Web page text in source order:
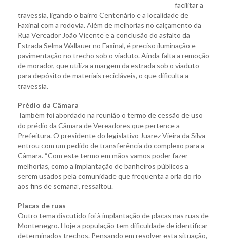
facilitar a
travessia, ligando o bairro Centenário e a localidade de
Faxinal com a rodovia. Além de melhorias no calçamento da
Rua Vereador João Vicente e a conclusão do asfalto da
Estrada Selma Wallauer no Faxinal, é preciso iluminação e
pavimentação no trecho sob o viaduto. Ainda falta a remoção
de morador, que utiliza a margem da estrada sob o viaduto
para depósito de materiais recicláveis, o que dificulta a
travessia.
Prédio da Câmara
Também foi abordado na reunião o termo de cessão de uso
do prédio da Câmara de Vereadores que pertence a
Prefeitura. O presidente do legislativo Juarez Vieira da Silva
entrou com um pedido de transferência do complexo para a
Câmara. “Com este termo em mãos vamos poder fazer
melhorias, como a implantação de banheiros públicos a
serem usados pela comunidade que frequenta a orla do rio
aos fins de semana”, ressaltou.
Placas de ruas
Outro tema discutido foi à implantação de placas nas ruas de
Montenegro. Hoje a população tem dificuldade de identificar
determinados trechos. Pensando em resolver esta situação,